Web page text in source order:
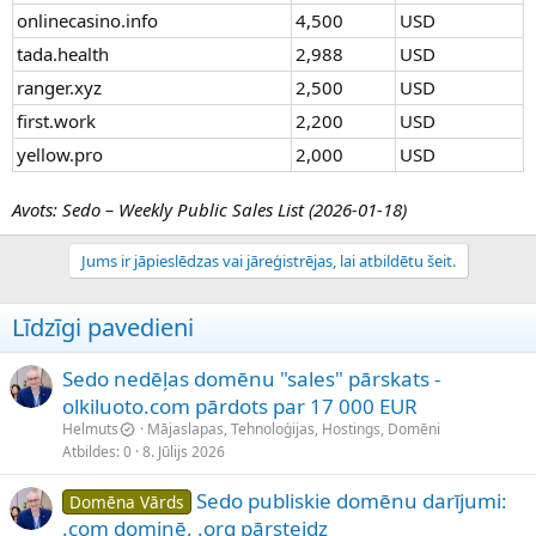
onlinecasino.info 4,500
USD
tada.health
2,988
USD
ranger.xyz
2,500
USD
first.work
2,200
USD
yellow.pro
2,000 USD
Avots: Sedo – Weekly Public Sales List (2026-01-18)
Jums ir jāpieslēdzas vai jāreģistrējas, lai atbildētu šeit.
Līdzīgi pavedieni
Sedo nedēļas domēnu "sales" pārskats -
olkiluoto.com pārdots par 17 000 EUR
Helmuts
Mājaslapas, Tehnoloģijas, Hostings, Domēni
Atbildes 0 8. Jūlijs 2026
Domēna Vārds Sedo publiskie domēnu darījumi:
.com dominē, .org pārsteidz